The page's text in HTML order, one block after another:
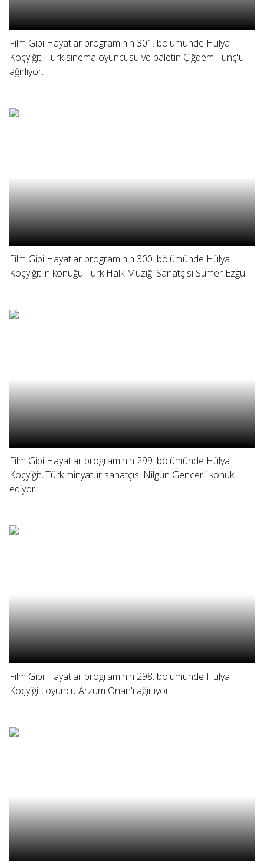
Film Gibi Hayatlar programının 301. bölümünde Hülya
Koçyiğit, Türk sinema oyuncusu ve baletin Çiğdem Tunç'u
ağırlıyor.
Film Gibi Hayatlar programının 300. bölümünde Hülya
Koçyiğit'in konuğu Türk Halk Müziği Sanatçısı Sümer Ezgü.
Film Gibi Hayatlar programının 299. bölümünde Hülya
Koçyiğit, Türk minyatür sanatçısı Nilgün Gencer'i konuk
ediyor.
Film Gibi Hayatlar programının 298. bölümünde Hülya
Koçyiğit, oyuncu Arzum Onan'ı ağırlıyor.